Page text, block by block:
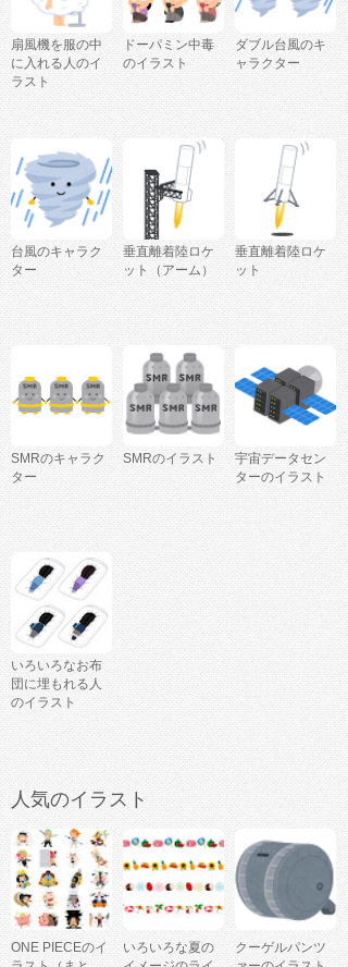
扇風機を服の中
に入れる人のイ
ラスト
ドーパミン中毒
のイラスト
ダブル台風のキ
ャラクター
台風のキャラク
ター
垂直離着陸ロケ
ット（アーム）
垂直離着陸ロケ
ット
SMRのキャラク
ター
SMRのイラスト
宇宙データセン
ターのイラスト
いろいろなお布
団に埋もれる人
のイラスト
人気のイラスト
ONE PIECEのイ
いろいろな夏の
クーゲルパンツ